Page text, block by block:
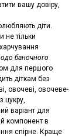
вашу довіру,
діти.
не тільки
баночного
для першого
діткам без
овочеві, овочеве-
цукру,
варіант для
компонент в
спірне. Краще